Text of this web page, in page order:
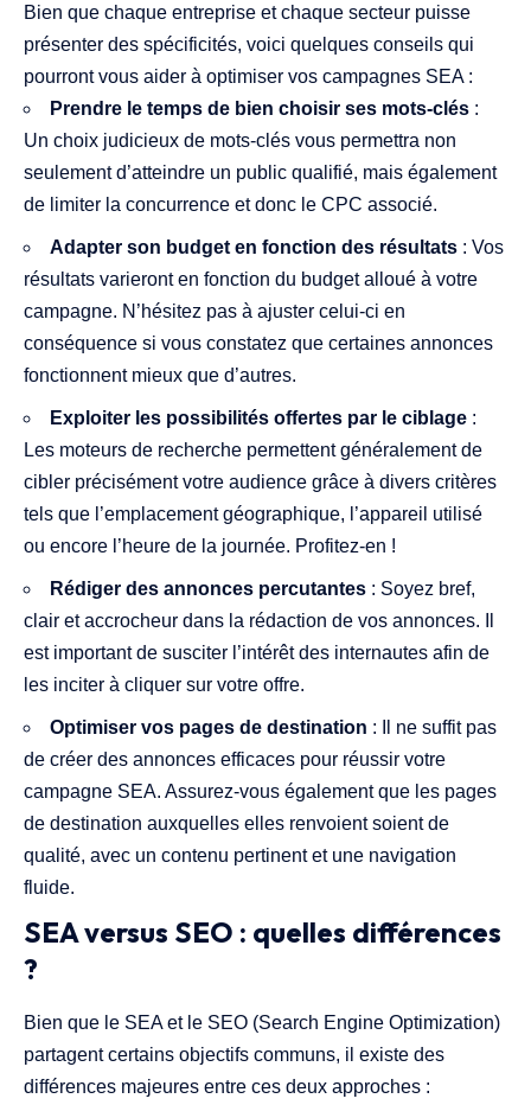
Bien que chaque entreprise et chaque secteur puisse
présenter des spécificités, voici quelques conseils qui
pourront vous aider à optimiser vos campagnes SEA :
Prendre le temps de bien choisir ses mots-clés :
Un choix judicieux de mots-clés vous permettra non
seulement d’atteindre un public qualifié, mais également
de limiter la concurrence et donc le CPC associé.
Adapter son budget en fonction des résultats : Vos
résultats varieront en fonction du budget alloué à votre
campagne. N’hésitez pas à ajuster celui-ci en
conséquence si vous constatez que certaines annonces
fonctionnent mieux que d’autres.
Exploiter les possibilités offertes par le ciblage :
Les moteurs de recherche permettent généralement de
cibler précisément votre audience grâce à divers critères
tels que l’emplacement géographique, l’appareil utilisé
ou encore l’heure de la journée. Profitez-en !
Rédiger des annonces percutantes : Soyez bref,
clair et accrocheur dans la rédaction de vos annonces. Il
est important de susciter l’intérêt des internautes afin de
les inciter à cliquer sur votre offre.
Optimiser vos pages de destination : Il ne suffit pas
de créer des annonces efficaces pour réussir votre
campagne SEA. Assurez-vous également que les pages
de destination auxquelles elles renvoient soient de
qualité, avec un contenu pertinent et une navigation
fluide.
SEA versus SEO : quelles différences
?
Bien que le SEA et le SEO (Search Engine Optimization)
partagent certains objectifs communs, il existe des
différences majeures entre ces deux approches :